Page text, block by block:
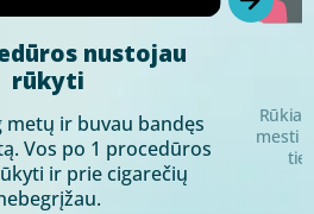
nustojau
rūkyti
metų ir buvau bandęs
Vos po 1 procedūros
ir prie cigarečių
mesti